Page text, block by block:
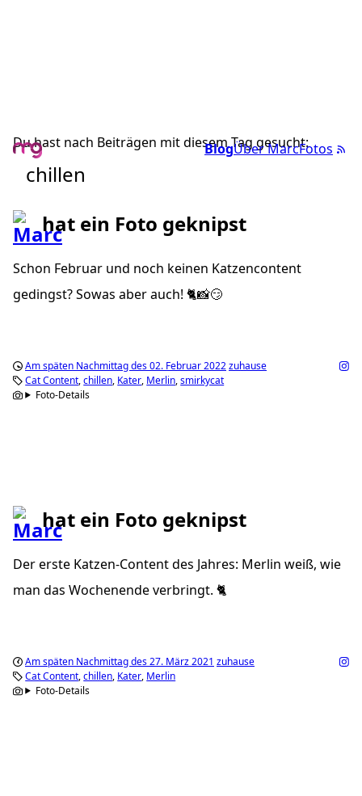
BlogÜber MarcFotos
Du hast nach Beiträgen mit diesem Tag gesucht:
chillen
hat ein Foto geknipst
Schon Februar und noch keinen Katzencontent
gedingst? Sowas aber auch! 🐈📸😏
Am späten Nachmittag des 02. Februar 2022zuhause
Cat Content chillen Kater Merlin smirkycat
Foto-Details
hat ein Foto geknipst
Der erste Katzen-Content des Jahres: Merlin weiß, wie
man das Wochenende verbringt. 🐈
Am späten Nachmittag des 27. März 2021 zuhause
Cat Content chillen Kater Merlin
Foto-Details